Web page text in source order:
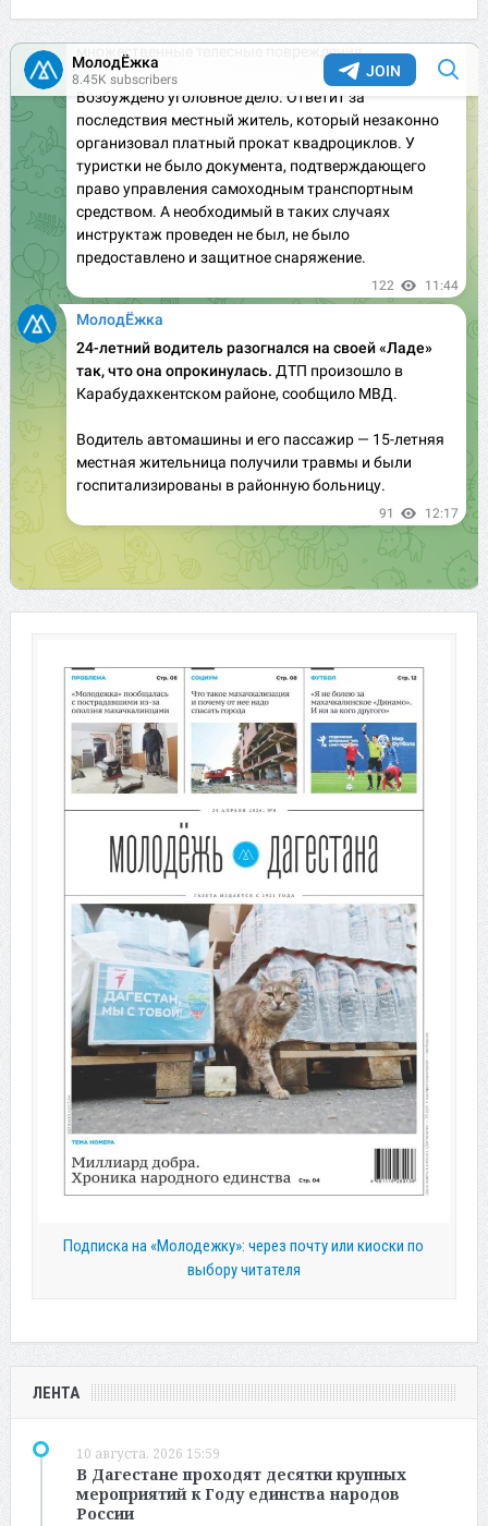
Подписка на «Молодежку»: через почту или киоски по
выбору читателя
ЛЕНТА
10 августа, 2026 15:59
В Дагестане проходят десятки крупных
мероприятий к Году единства народов
России